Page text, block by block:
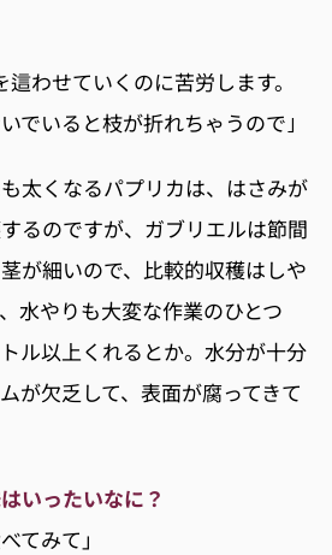
わせていくのに苦労します。
でいると枝が折れちゃうので｣
太くなるパプリカは、はさみが
るのですが、ガブリエルは節間
が細いので、比較的収穫はしや
水やりも大変な作業のひとつ
ル以上くれるとか。水分が十分
が欠乏して、表面が腐ってきて
いったいなに？
てみて」